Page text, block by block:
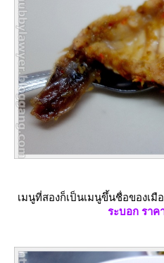
เมนูที่สองก็เป็นเมนูขึ้นชื่อของเมื
ระบอก ราค